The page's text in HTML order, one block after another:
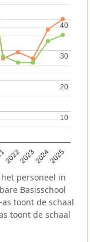
2022202320242025
10
10
20
20
30
30
40
40
personeel in
Basisschool
toont de schaal
toont de schaal